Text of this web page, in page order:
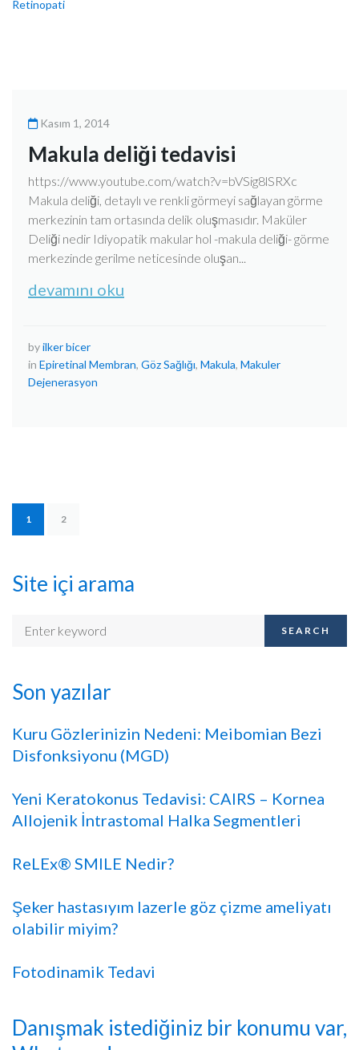
Retinopati
Kasım 1, 2014
Makula deliği tedavisi
https://www.youtube.com/watch?v=bVSig8lSRXc
Makula deliği, detaylı ve renkli görmeyi sağlayan görme
merkezinin tam ortasında delik oluşmasıdır. Maküler
Deliği nedir Idiyopatik makular hol -makula deliği- görme
merkezinde gerilme neticesinde oluşan...
devamını oku
byilker bicer
in Epiretinal Membran, Göz Sağlığı, Makula, Makuler
Dejenerasyon
1 2
Site içi arama
SEARCH
Son yazılar
Kuru Gözlerinizin Nedeni: Meibomian Bezi
Disfonksiyonu (MGD)
Yeni Keratokonus Tedavisi: CAIRS – Kornea
Allojenik İntrastomal Halka Segmentleri
ReLEx® SMILE Nedir?
Şeker hastasıyım lazerle göz çizme ameliyatı
olabilir miyim?
Fotodinamik Tedavi
Danışmak istediğiniz bir konumu var,